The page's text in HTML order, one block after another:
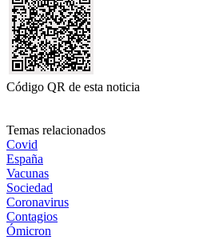
Código QR de esta noticia
Temas relacionados
Covid
España
Vacunas
Sociedad
Coronavirus
Contagios
Ómicron